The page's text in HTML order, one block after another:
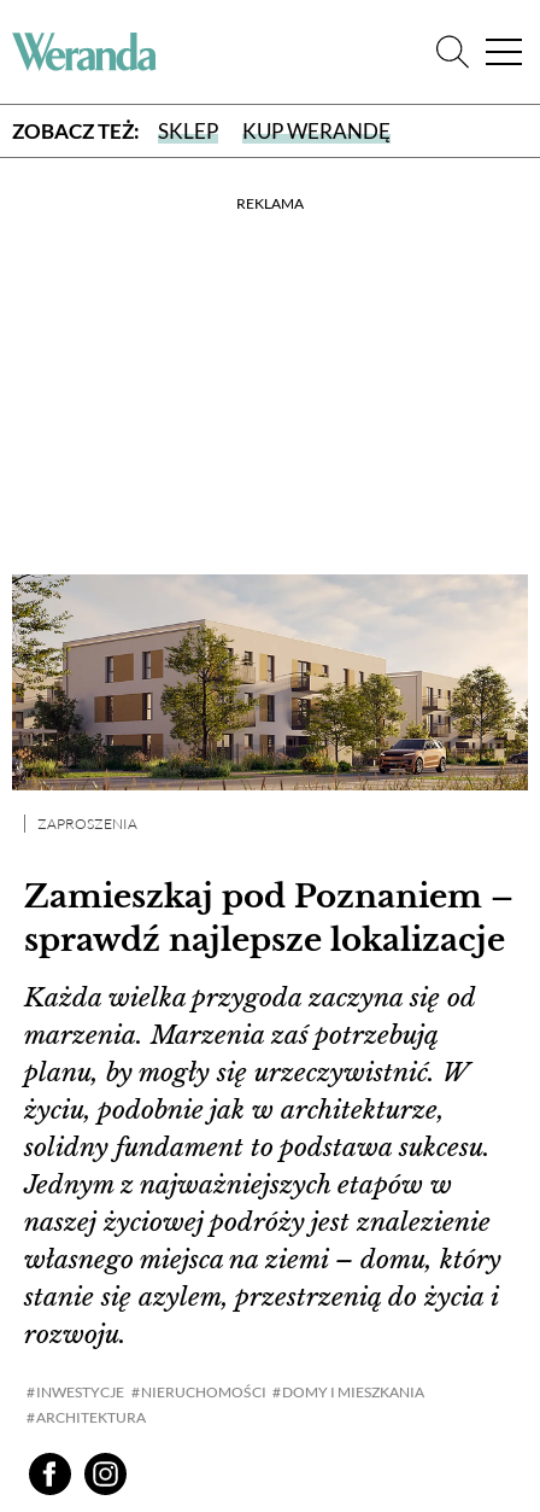
ZOBACZ TEŻ: SKLEP KUP WERANDĘ
REKLAMA
Zamieszkaj pod Poznaniem –
sprawdź najlepsze lokalizacje
ZAPROSZENIA
INWESTYCJE NIERUCHOMOŚCI
DOMY I MIESZKANIA
ARCHITEKTURA
Każda wielka przygoda zaczyna się od
marzenia. Marzenia zaś potrzebują
planu, by mogły się urzeczywistnić. W
życiu, podobnie jak w architekturze,
solidny fundament to podstawa sukcesu.
Jednym z najważniejszych etapów w
naszej życiowej podróży jest znalezienie
własnego miejsca na ziemi – domu, który
stanie się azylem, przestrzenią do życia i
rozwoju.